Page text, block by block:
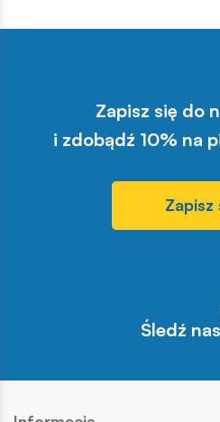
Zapisz się do
i zdobądź 10% na
Zapisz
Śledź nas